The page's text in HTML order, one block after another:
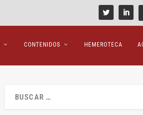
CONTENIDOS HEMEROTECA